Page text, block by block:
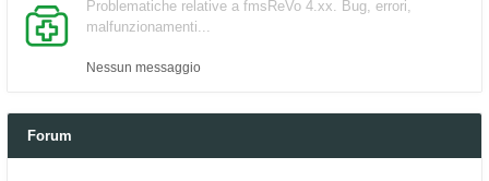
Problematiche relative a fmsReVo 4.xx. Bug, errori,
malfunzionamenti...
Nessun messaggio
Forum